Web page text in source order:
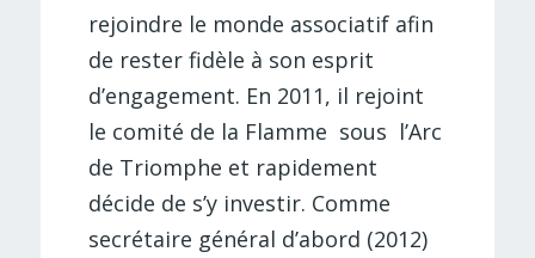
rejoindre le monde associatif afin
de rester fidèle à son esprit
d’engagement. En 2011, il rejoint
le comité de la Flamme sous l’Arc
de Triomphe et rapidement
décide de s’y investir. Comme
secrétaire général d’abord (2012)